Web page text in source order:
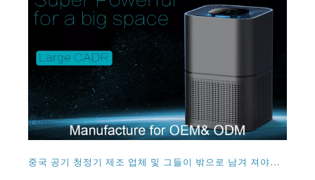
중국 공기 청정기 제조 업체 및 그들이 밖으로 남겨 져야하는지 여부